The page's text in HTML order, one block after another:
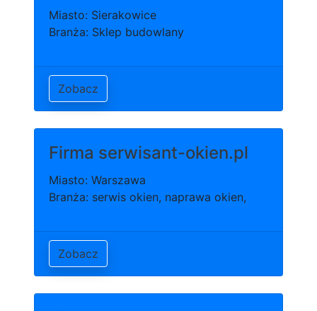
Miasto: Sierakowice
Branża: Sklep budowlany
Zobacz
Firma serwisant-okien.pl
Miasto: Warszawa
Branża: serwis okien, naprawa okien,
Zobacz